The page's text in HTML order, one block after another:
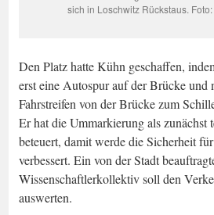
sich in Loschwitz Rückstaus.
Den Platz hatte Kühn geschaffen,
erst eine Autospur auf der Brücke und
Fahrstreifen von der Brücke zum
Er hat die Ummarkierung als zunächst
beteuert, damit werde die Sicherheit
verbessert. Ein von der Stadt
Wissenschaftlerkollektiv soll den
auswerten.